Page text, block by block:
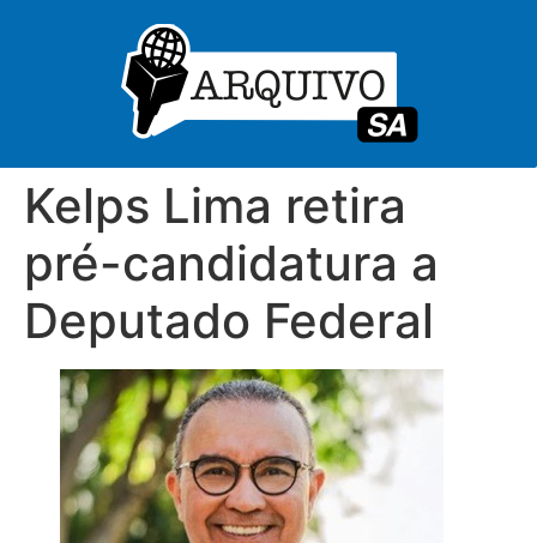
Kelps Lima retira
pré-candidatura a
Deputado Federal